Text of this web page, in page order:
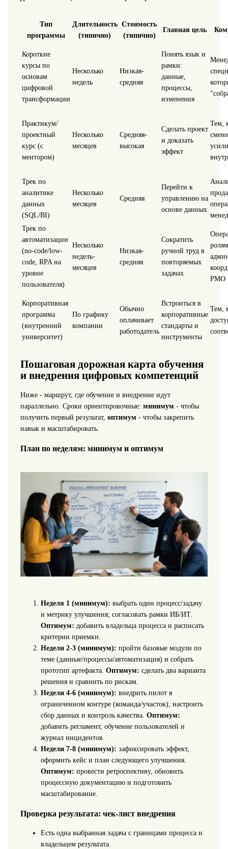
Тип
программы
Длительность
(типично)
Стоимость
(типично)
Главная цель
Короткие
курсы по
основам
цифровой
трансформации
Несколько
недель
Низкая-
средняя
Понять язык и
рамки:
данные,
процессы,
изменения
Практикум/
проектный
курс (с
ментором)
Несколько
месяцев
Средняя-
высокая
Сделать проект
и доказать
эффект
Тем,
Трек по
аналитике
данных
(SQL/BI)
Несколько
месяцев
Средняя
Перейти к
управлению на
основе данных
Трек по
автоматизации
(no-code/low-
code, RPA на
уровне
пользователя)
Несколько
недель-
месяцев
Низкая-
средняя
Сократить
ручной труд в
повторяемых
задачах
PMO
Корпоративная
программа
(внутренний
университет)
По графику
компании
Обычно
оплачивает
работодатель
Встроиться в
корпоративные
стандарты и
инструменты
Тем,
Пошаговая дорожная карта обучения
и внедрения цифровых компетенций
Ниже - маршрут, где обучение и внедрение идут
параллельно. Сроки ориентировочные: минимум - чтобы
получить первый результат, оптимум - чтобы закрепить
навык и масштабировать.
План по неделям: минимум и оптимум
Неделя 1 (минимум): выбрать один процесс/задачу
и метрику улучшения; согласовать рамки ИБ/ИТ.
Оптимум: добавить владельца процесса и расписать
критерии приемки.
Недели 2-3 (минимум): пройти базовые модули по
теме (данные/процессы/автоматизация) и собрать
прототип артефакта. Оптимум: сделать два варианта
решения и сравнить по рискам.
Недели 4-6 (минимум): внедрить пилот в
ограниченном контуре (команда/участок), настроить
сбор данных и контроль качества. Оптимум:
добавить регламент, обучение пользователей и
журнал инцидентов.
Недели 7-8 (минимум): зафиксировать эффект,
оформить кейс и план следующего улучшения.
Оптимум: провести ретроспективу, обновить
процессную документацию и подготовить
масштабирование.
Проверка результата: чек-лист внедрения
Есть одна выбранная задача с границами процесса и
владельцем результата.